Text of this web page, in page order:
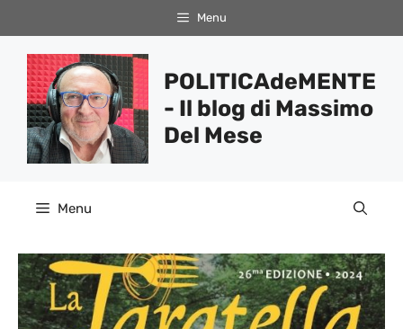
al
contenuto
Menu
POLITICAdeMENTE
- Il blog di Massimo
Del Mese
Menu